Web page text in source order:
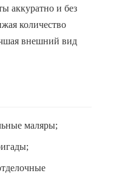
аккуратно и без
количество
внешний вид
маляры;